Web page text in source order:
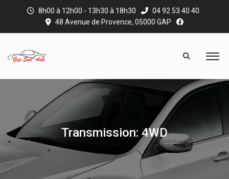
8h00 à 12h00 - 13h30 à 18h30
04 92 53 40 40
48 Avenue de Provence, 05000 GAP
Transmission: 4WD